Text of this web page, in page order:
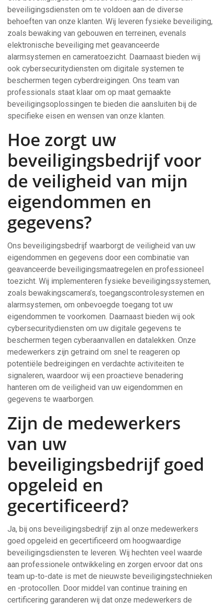
beveiligingsdiensten om te voldoen aan de diverse
behoeften van onze klanten. Wij leveren fysieke beveiliging,
zoals bewaking van gebouwen en terreinen, evenals
elektronische beveiliging met geavanceerde
alarmsystemen en cameratoezicht. Daarnaast bieden wij
ook cybersecuritydiensten om digitale systemen te
beschermen tegen cyberdreigingen. Ons team van
professionals staat klaar om op maat gemaakte
beveiligingsoplossingen te bieden die aansluiten bij de
specifieke eisen en wensen van onze klanten.
Hoe zorgt uw
beveiligingsbedrijf voor
de veiligheid van mijn
eigendommen en
gegevens?
Ons beveiligingsbedrijf waarborgt de veiligheid van uw
eigendommen en gegevens door een combinatie van
geavanceerde beveiligingsmaatregelen en professioneel
toezicht. Wij implementeren fysieke beveiligingssystemen,
zoals bewakingscamera’s, toegangscontrolesystemen en
alarmsystemen, om onbevoegde toegang tot uw
eigendommen te voorkomen. Daarnaast bieden wij ook
cybersecuritydiensten om uw digitale gegevens te
beschermen tegen cyberaanvallen en datalekken. Onze
medewerkers zijn getraind om snel te reageren op
potentiële bedreigingen en verdachte activiteiten te
signaleren, waardoor wij een proactieve benadering
hanteren om de veiligheid van uw eigendommen en
gegevens te waarborgen.
Zijn de medewerkers
van uw
beveiligingsbedrijf goed
opgeleid en
gecertificeerd?
Ja, bij ons beveiligingsbedrijf zijn al onze medewerkers
goed opgeleid en gecertificeerd om hoogwaardige
beveiligingsdiensten te leveren. Wij hechten veel waarde
aan professionele ontwikkeling en zorgen ervoor dat ons
team up-to-date is met de nieuwste beveiligingstechnieken
en -protocollen. Door middel van continue training en
certificering garanderen wij dat onze medewerkers de